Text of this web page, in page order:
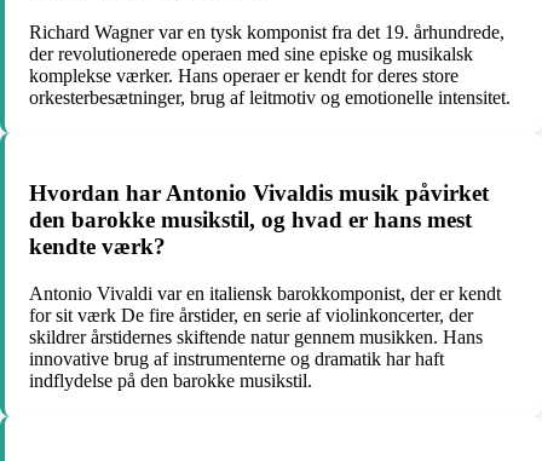
Richard Wagner var en tysk komponist fra det 19. århundrede,
der revolutionerede operaen med sine episke og musikalsk
komplekse værker. Hans operaer er kendt for deres store
orkesterbesætninger, brug af leitmotiv og emotionelle intensitet.
Hvordan har Antonio Vivaldis musik påvirket
den barokke musikstil, og hvad er hans mest
kendte værk?
Antonio Vivaldi var en italiensk barokkomponist, der er kendt
for sit værk De fire årstider, en serie af violinkoncerter, der
skildrer årstidernes skiftende natur gennem musikken. Hans
innovative brug af instrumenterne og dramatik har haft
indflydelse på den barokke musikstil.